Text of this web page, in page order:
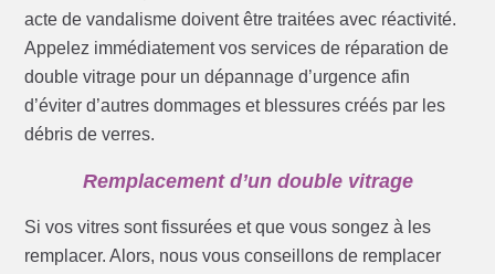
acte de vandalisme doivent être traitées avec réactivité.
Appelez immédiatement vos services de réparation de
double vitrage pour un dépannage d’urgence afin
d’éviter d’autres dommages et blessures créés par les
débris de verres.
Remplacement d’un double vitrage
Si vos vitres sont fissurées et que vous songez à les
remplacer. Alors, nous vous conseillons de remplacer